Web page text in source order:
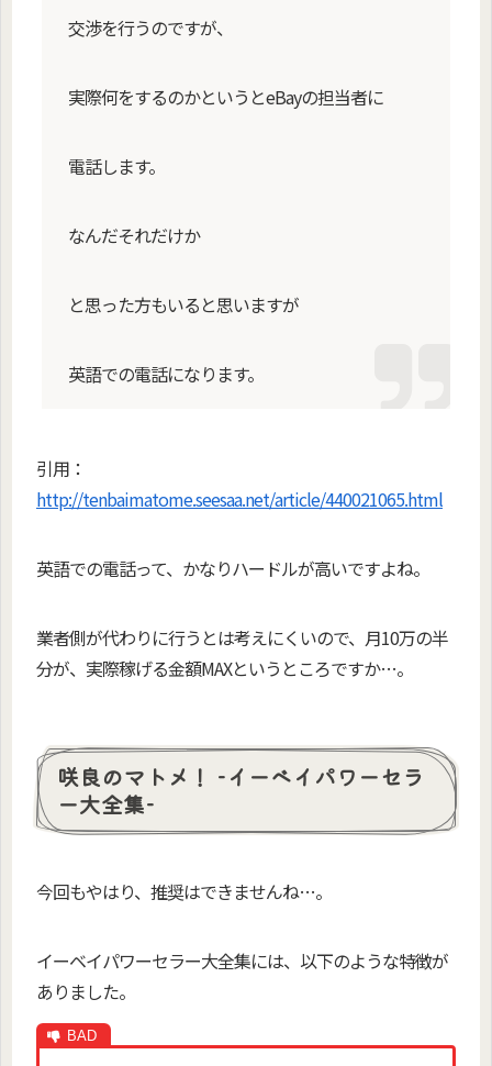
交渉を行うのですが、
実際何をするのかというとeBayの担当者に
電話します。
なんだそれだけか
と思った方もいると思いますが
英語での電話になります。
引用：
http://tenbaimatome.seesaa.net/article/440021065.html
英語での電話って、かなりハードルが高いですよね。
業者側が代わりに行うとは考えにくいので、月10万の半
分が、実際稼げる金額MAXというところですか…。
咲良のマトメ！ -イーベイパワーセラ
ー大全集-
今回もやはり、推奨はできませんね…。
イーベイパワーセラー大全集には、以下のような特徴が
ありました。